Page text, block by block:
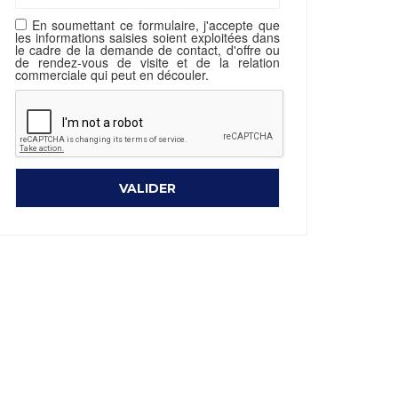
En soumettant ce formulaire, j'accepte que
les informations saisies soient exploitées dans
le cadre de la demande de contact, d'offre ou
de rendez-vous de visite et de la relation
commerciale qui peut en découler.